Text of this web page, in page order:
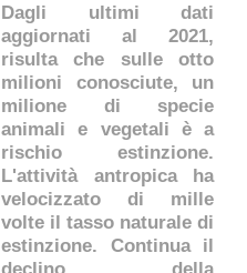
Dagli ultimi dati
aggiornati al 2021,
risulta che sulle otto
milioni conosciute, un
milione di specie
animali e vegetali è a
rischio estinzione.
L'attività antropica ha
velocizzato di mille
volte il tasso naturale di
estinzione. Continua il
declino della